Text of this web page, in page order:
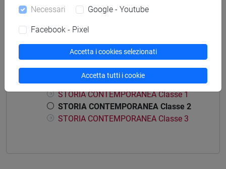
percorso comune
Struttura generale dell'insegnamento
STORIA CONTEMPORANEA
STORIA CONTEMPORANEA Classe 1
STORIA CONTEMPORANEA Classe 2
STORIA CONTEMPORANEA Classe 3
Necessari Google - Youtube
Facebook - Pixel
Accetta i cookies selezionati
Accetta tutti i cookie